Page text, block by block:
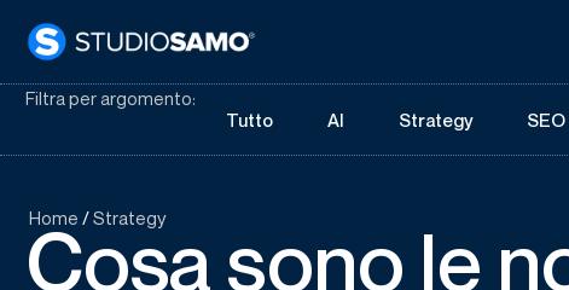
Filtra per argomento:
Tutto
AI Strategy SEO
Home /Strategy
Cosa sono le